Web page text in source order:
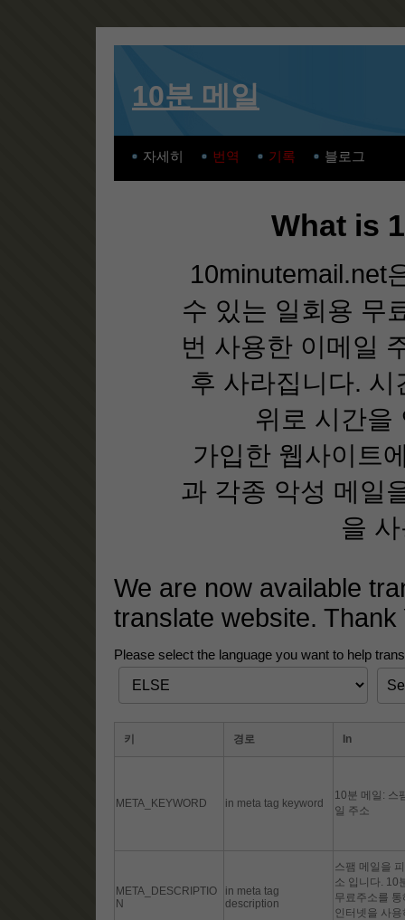
10분 메일
자세히 번역 기록 블로그
What is
10minutemail.net
수 있는 일회용 무
번 사용한 이메일
후 사라집니다.
위로 시간을
가입한 웹사이트
과 각종 악성 메일
을
We are now available
translate website. Thank
Please select the language you want to help
키 경로 In
META_KEYWORD in meta tag keyword
10분 메일: 스
일 주소
META_DESCRIPTIO
N
in meta tag
description
스팸 메일을
소 입니다. 10
무료주소를
인터넷을 사